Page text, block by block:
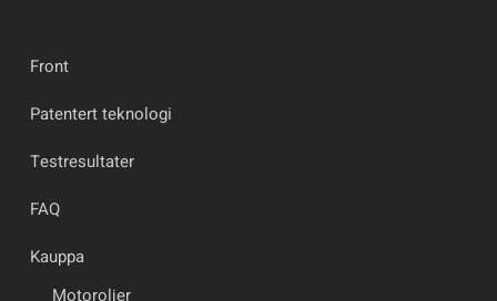
Front
Patentert teknologi
Testresultater
FAQ
Kauppa
Motoroljer